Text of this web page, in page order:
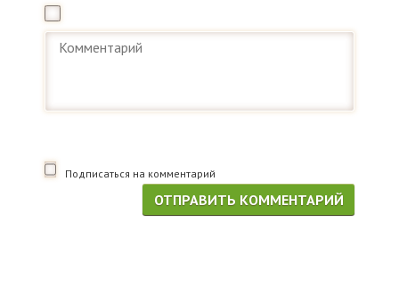
Подписаться на комментарий